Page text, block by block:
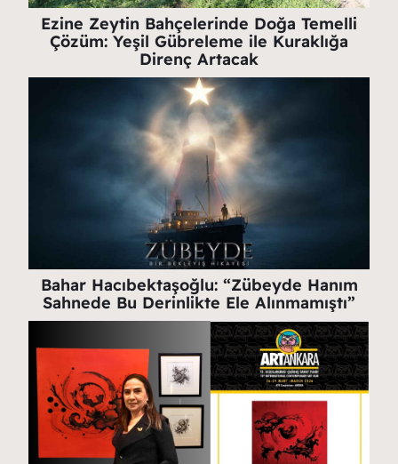
Ezine Zeytin Bahçelerinde Doğa Temelli
Çözüm: Yeşil Gübreleme ile Kuraklığa
Direnç Artacak
Bahar Hacıbektaşoğlu: “Zübeyde Hanım
Sahnede Bu Derinlikte Ele Alınmamıştı”